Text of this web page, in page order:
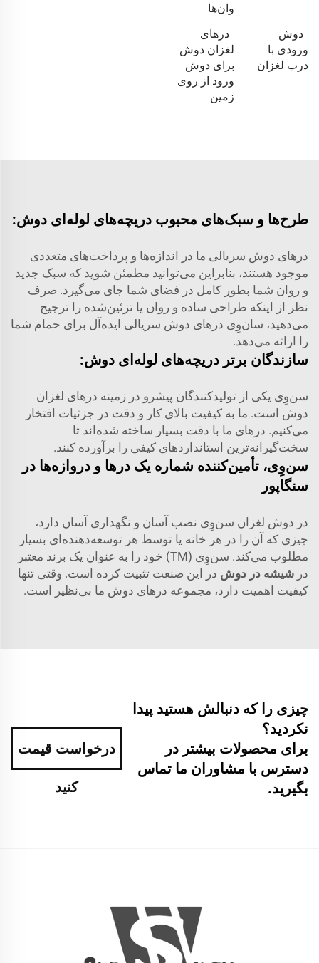
وان‌ها
دوش
ورودی با
درب لغزان
درهای
لغزان دوش
برای دوش
ورود از روی
زمین
طرح‌ها و سبک‌های محبوب دریچه‌های لوله‌ای دوش:
درهای دوش سریالی ما در اندازه‌ها و پرداخت‌های متعددی
موجود هستند، بنابراین می‌توانید مطمئن شوید که سبک جدید
و روان شما بطور کامل در فضای شما جای می‌گیرد. صرف
نظر از اینکه طراحی ساده و روان یا تزئین‌شده را ترجیح
می‌دهید، سان‌وِی درهای دوش سریالی ایده‌آل برای حمام شما
را ارائه می‌دهد.
سازندگان برتر دریچه‌های لوله‌ای دوش:
سن‌وِی یکی از تولیدکنندگان پیشرو در زمینه درهای لغزان
دوش است. ما به کیفیت بالای کار و دقت در جزئیات افتخار
می‌کنیم. درهای ما با دقت بسیار ساخته شده‌اند تا
سخت‌گیرانه‌ترین استانداردهای کیفی را برآورده کنند.
سن‌وِی، تأمین‌کننده شماره یک درها و دروازه‌ها در
سنگاپور
در دوش لغزان سن‌وِی نصب آسان و نگهداری آسان دارد،
چیزی که آن را در هر خانه یا توسط هر توسعه‌دهنده‌ای بسیار
مطلوب می‌کند. سن‌وِی (TM) خود را به عنوان یک برند معتبر
در شیشه در دوش در این صنعت تثبیت کرده است. وقتی تنها
کیفیت اهمیت دارد، مجموعه درهای دوش ما بی‌نظیر است.
چیزی را که دنبالش هستید پیدا
نکردید؟
برای محصولات بیشتر در
دسترس با مشاوران ما تماس
بگیرید.
درخواست قیمت
کنید